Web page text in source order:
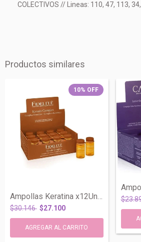
COLECTIVOS // Lineas: 110, 47, 113,
Productos similares
10% OFF
$30.146 $27.100